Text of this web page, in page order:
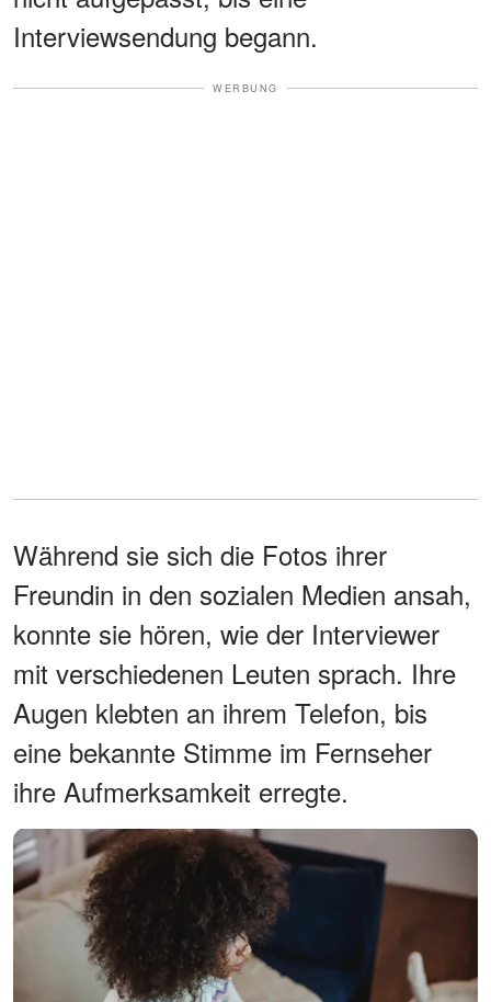
Interviewsendung begann.
WERBUNG
Während sie sich die Fotos ihrer
Freundin in den sozialen Medien ansah,
konnte sie hören, wie der Interviewer
mit verschiedenen Leuten sprach. Ihre
Augen klebten an ihrem Telefon, bis
eine bekannte Stimme im Fernseher
ihre Aufmerksamkeit erregte.